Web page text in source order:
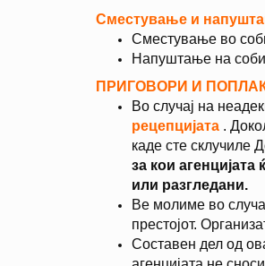
Сместување и
Сместување во
Напуштање на
ПРИГОВОРИ И
Во случај на
рецепцијата .
каде сте склучиле
за кои
или разгледани.
Ве молиме во
престојот.
Составен дел од